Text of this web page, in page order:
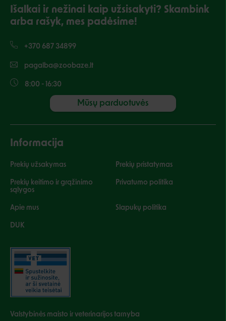
Išalkai ir nežinai kaip užsisakyti? Skambink
arba rašyk, mes padėsime!
+370 687 34899
pagalba@zoobaze.lt
8:00 - 16:30
Mūsų parduotuvės
Informacija
Prekių užsakymas Prekių pristatymas
Prekių keitimo ir grąžinimo
sąlygos
Privatumo politika
Apie mus Slapukų politika
DUK
Valstybinės maisto ir veterinarijos tarnyba